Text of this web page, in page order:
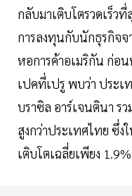
กลับมาเติบโตรวดเร็ว
การลงทุนกับนักธุรกิจจ
หอการค้าอเมริกัน ก่อ
เปคที่เปรู พบว่า ประเ
บราซิล อาร์เจนตินา ร
สูงกว่าประเทศไทย ซึ่
เติบโตเฉลี่ยเพียง